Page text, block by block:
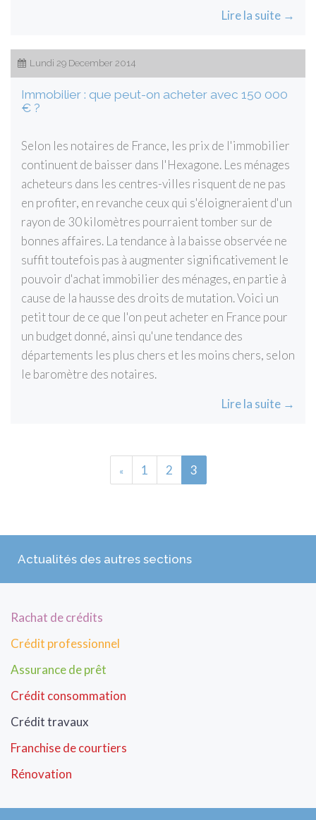
Lire la suite →
Lundi 29 December 2014
Immobilier : que peut-on acheter avec 150 000
€ ?
Selon les notaires de France, les prix de l'immobilier
continuent de baisser dans l'Hexagone. Les ménages
acheteurs dans les centres-villes risquent de ne pas
en profiter, en revanche ceux qui s'éloigneraient d'un
rayon de 30 kilomètres pourraient tomber sur de
bonnes affaires. La tendance à la baisse observée ne
suffit toutefois pas à augmenter significativement le
pouvoir d'achat immobilier des ménages, en partie à
cause de la hausse des droits de mutation. Voici un
petit tour de ce que l'on peut acheter en France pour
un budget donné, ainsi qu'une tendance des
départements les plus chers et les moins chers, selon
le baromètre des notaires.
Lire la suite →
« 1 2 3(current)
Actualités des autres sections
Rachat de crédits
Crédit professionnel
Assurance de prêt
Crédit consommation
Crédit travaux
Franchise de courtiers
Rénovation